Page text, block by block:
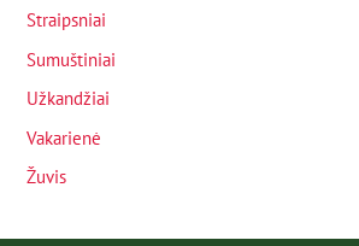
Straipsniai
Sumuštiniai
Užkandžiai
Vakarienė
Žuvis